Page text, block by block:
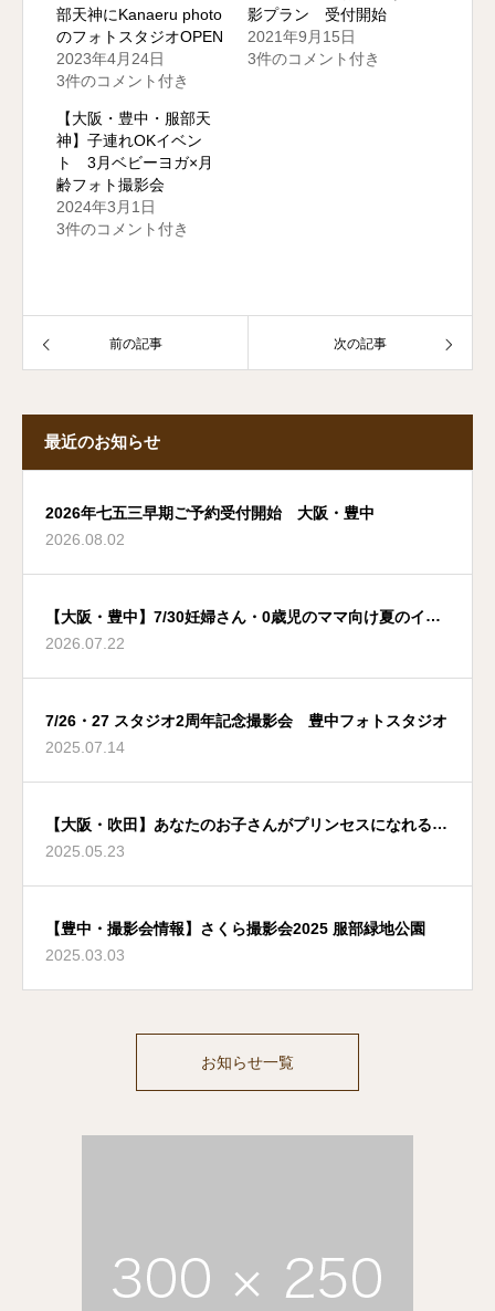
部天神にKanaeru photo
のフォトスタジオOPEN
2023年4月24日
3件のコメント付き
影プラン 受付開始
2021年9月15日
3件のコメント付き
【大阪・豊中・服部天
神】子連れOKイベン
ト 3月ベビーヨガ×月
齢フォト撮影会
2024年3月1日
3件のコメント付き
前の記事 次の記事
最近のお知らせ
2026年七五三早期ご予約受付開始 大阪・豊中
2026.08.02
【大阪・豊中】7/30妊婦さん・0歳児のママ向け夏のイベ
ント
2026.07.22
7/26・27 スタジオ2周年記念撮影会 豊中フォトスタジオ
2025.07.14
【大阪・吹田】あなたのお子さんがプリンセスになれる夢
のような場所
2025.05.23
【豊中・撮影会情報】さくら撮影会2025 服部緑地公園
2025.03.03
お知らせ一覧